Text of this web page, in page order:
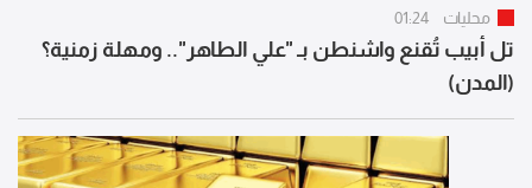
محليات 01:24
تل أبيب تُقنع واشنطن بـ "علي الطاهر".. ومهلة زمنية؟
(المدن)